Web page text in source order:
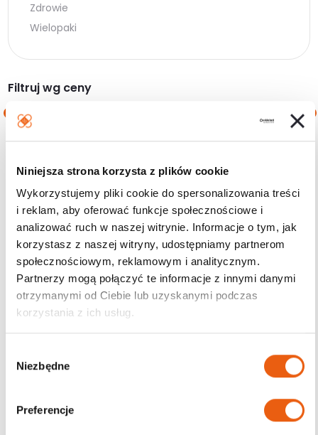
Niniejsza strona korzysta z plików cookie
Wykorzystujemy pliki cookie do spersonalizowania treści
i reklam, aby oferować funkcje społecznościowe i
analizować ruch w naszej witrynie. Informacje o tym, jak
korzystasz z naszej witryny, udostępniamy partnerom
społecznościowym, reklamowym i analitycznym.
Partnerzy mogą połączyć te informacje z innymi danymi
otrzymanymi od Ciebie lub uzyskanymi podczas
korzystania z ich usług.
Niezbędne
Preferencje
Zdrowie
Wielopaki
Filtruj wg ceny
Filtruj
Darmowa dostawa
od 200zł